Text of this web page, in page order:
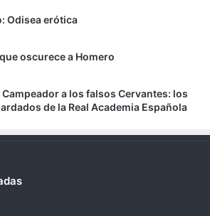
Odisea erótica
oscurece a Homero
a los falsos Cervantes: los
de la Real Academia Española